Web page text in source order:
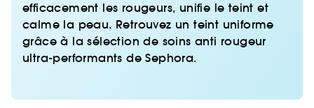
efficacement les rougeurs, unifie le teint et
calme la peau. Retrouvez un teint uniforme
grâce à la sélection de soins anti rougeur
ultra-performants de Sephora.